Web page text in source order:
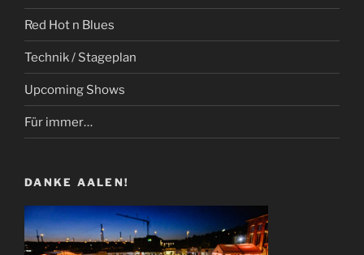
Red Hot n Blues
Technik / Stageplan
Upcoming Shows
Für immer…
DANKE AALEN!